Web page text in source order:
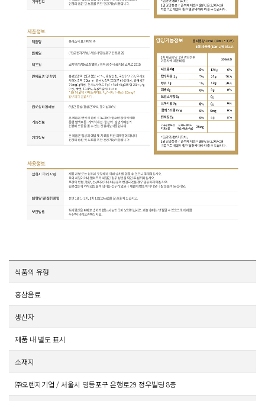
식품의 유형
홍삼음료
생산자
제품 내 별도 표시
소재지
㈜오렌지기업 / 서울시 영등포구 은행로29 정우빌딩 8층